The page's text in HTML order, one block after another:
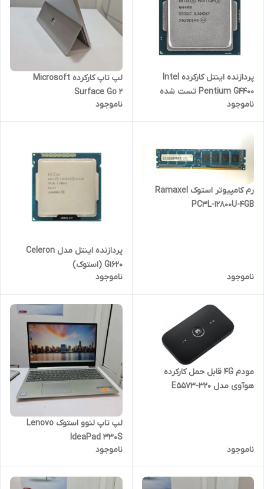
پردازنده اینتل کارکرده Intel
Pentium G4400 تست شده
ناموجود
لپ تاپ کارکرده Microsoft
Surface Go 2
ناموجود
رم کامپیوتر استوک Ramaxel
PC3L-12800U-4GB
ناموجود
پردازنده اینتل مدل Celeron
G1620 (استوک)
ناموجود
مودم 4G قابل حمل کارکرده
هوآوی مدل E5573-320
ناموجود
لپ ‌تاپ لنوو استوک Lenovo
IdeaPad 330S
ناموجود